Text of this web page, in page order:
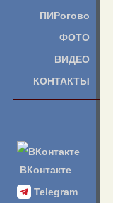
ПИРогово
ФОТО
ВИДЕО
КОНТАКТЫ
ВКонтакте
Telegram